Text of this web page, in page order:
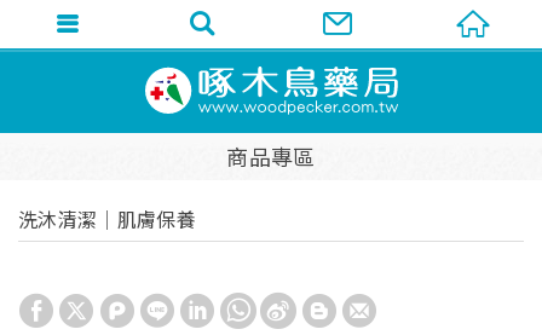
商品專區
洗沐清潔│肌膚保養